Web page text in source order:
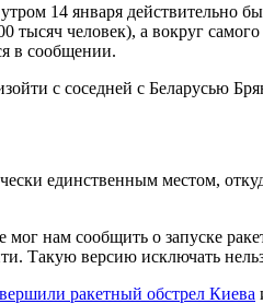
14 января действительно
тысяч человек), а вокруг
в сообщении.
с соседней с Беларусью
единственным местом,
нам сообщить о запуске
Такую версию исключать
ракетный обстрел Киева